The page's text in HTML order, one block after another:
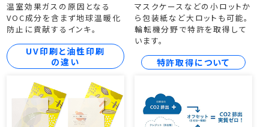
温室効果ガスの原因となる
VOC成分を含まず地球温暖化
防止に貢献するインキ。
UV印刷と油性印刷
の違い
マスクケースなどの小ロットか
ら包装紙など大ロットも可能。
輪転機分野で特許を取得して
います。
特許取得について